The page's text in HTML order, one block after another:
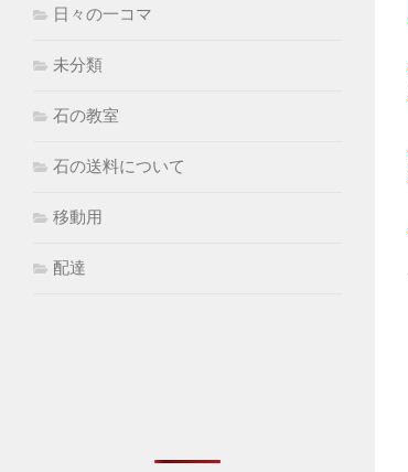
日々の一コマ
未分類
石の教室
石の送料について
移動用
配達